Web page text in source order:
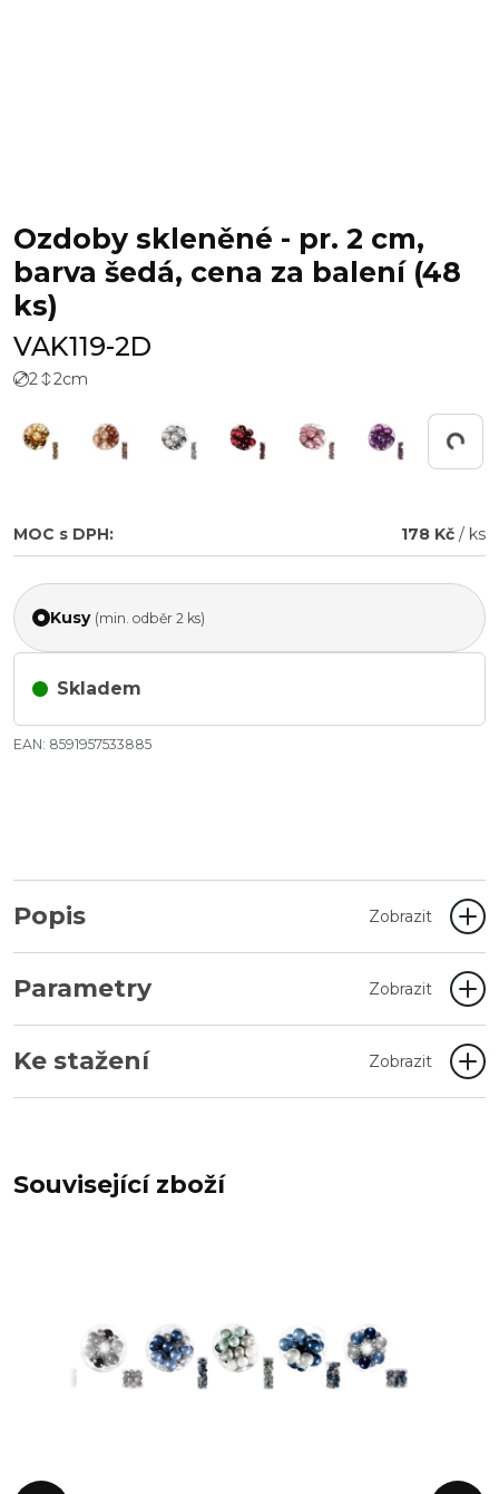
Ozdoby skleněné - pr. 2 cm,
barva šedá, cena za balení (48
ks)
VAK119-2D
2 2cm
Pracuji...
MOC s DPH: 178 Kč / ks
Kusy (min. odběr 2 ks)
Skladem
EAN: 8591957533885
Popis Zobrazit
Parametry Zobrazit
Ke stažení Zobrazit
Související zboží